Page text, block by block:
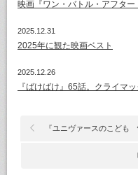
映画『ワン・バトル・アフター
2025.12.31
2025年に観た映画ベスト
2025.12.26
『ばけばけ』65話。クライマッ
『ユニヴァースのこども